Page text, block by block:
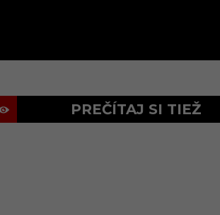
PREČÍTAJ SI TIEŽ